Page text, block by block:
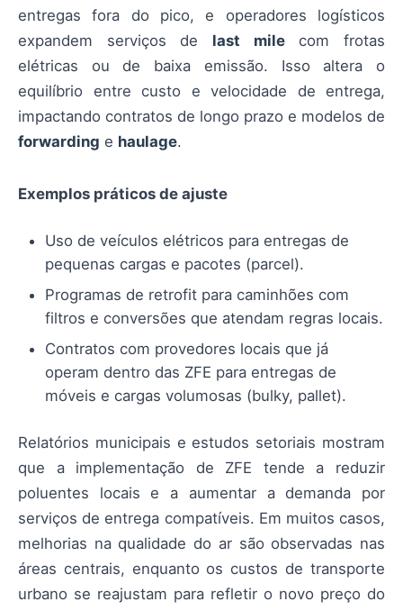
entregas fora do pico, e operadores logísticos
expandem serviços de last milecom frotas
elétricas ou de baixa emissão. Isso altera o
equilíbrio entre custo e velocidade de entrega,
impactando contratos de longo prazo e modelos de
forwarding e haulage.
Exemplos práticos de ajuste
Uso de veículos elétricos para entregas de
pequenas cargas e pacotes (parcel).
Programas de retrofit para caminhões com
filtros e conversões que atendam regras locais.
Contratos com provedores locais que já
operam dentro das ZFE para entregas de
móveis e cargas volumosas (bulky, pallet).
Relatórios municipais e estudos setoriais mostram
que a implementação de ZFE tende a reduzir
poluentes locais e a aumentar a demanda por
serviços de entrega compatíveis. Em muitos casos,
melhorias na qualidade do ar são observadas nas
áreas centrais, enquanto os custos de transporte
urbano se reajustam para refletir o novo preço do